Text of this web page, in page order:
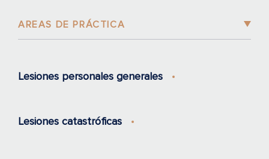
AREAS DE PRÁCTICA
Lesiones personales generales
Lesiones catastróficas